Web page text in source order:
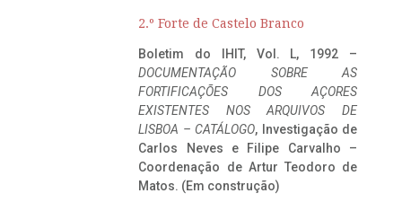
2.º Forte de Castelo Branco
Boletim do IHIT, Vol. L, 1992 –
DOCUMENTAÇÃO SOBRE AS
FORTIFICAÇÕES DOS AÇORES
EXISTENTES NOS ARQUIVOS DE
LISBOA – CATÁLOGO, Investigação de
Carlos Neves e Filipe Carvalho –
Coordenação de Artur Teodoro de
Matos. (Em construção)